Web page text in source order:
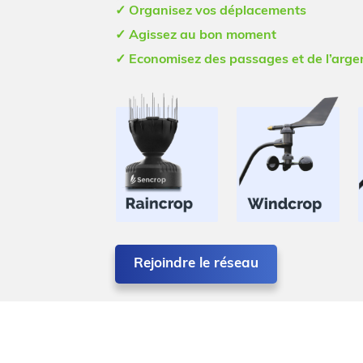
✓ Organisez vos déplacements
✓ Agissez au bon moment
✓ Economisez des passages et de
Rejoindre le réseau